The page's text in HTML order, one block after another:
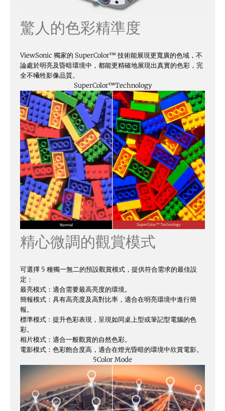
驚人的色彩精準度
ViewSonic 獨家的 SuperColor™ 技術能展現更寬廣的色域，不
論處於明亮及昏暗環境中，都能更精確地展現出真實的色彩，完
全不犧牲影像品質。
SuperColor™Technology
精心微調的觀賞模式
可選擇 5 種獨一無二的預設觀賞模式，提供符合需求的最佳設
定：
最亮模式：適合需要最高亮度的環境。
簡報模式：具有高亮度及高對比率，適合在明亮環境中進行簡
報。
標準模式：提升色彩表現，呈現如同桌上型或筆記型電腦的色
彩。
相片模式：適合一般觀賞的自然色彩。
電影模式：色彩飽合度高，適合在燈光昏暗的環境中欣賞電影。
5Color Mode